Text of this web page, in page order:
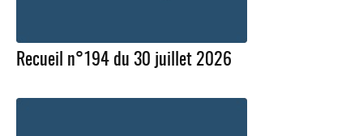
Recueil n°194 du 30 juillet 2026